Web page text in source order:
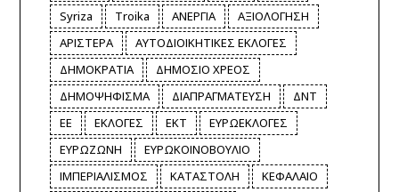
Syriza
Troika ΑΝΕΡΓΙΑ
ΑΞΙΟΛΟΓΗΣΗ
ΑΡΙΣΤΕΡΑ
ΑΥΤΟΔΙΟΙΚΗΤΙΚΕΣ ΕΚΛΟΓΕΣ
ΔΗΜΟΚΡΑΤΙΑ
ΔΗΜΟΣΙΟ ΧΡΕΟΣ
ΔΗΜΟΨΗΦΙΣΜΑ
ΔΙΑΠΡΑΓΜΑΤΕΥΣΗ
ΔΝΤ
ΕΕ
ΕΚΛΟΓΕΣ ΕΚΤ
ΕΥΡΩΕΚΛΟΓΕΣ
ΕΥΡΩΖΩΝΗ
ΕΥΡΩΚΟΙΝΟΒΟΥΛΙΟ
ΙΜΠΕΡΙΑΛΙΣΜΟΣ
ΚΑΤΑΣΤΟΛΗ
ΚΕΦΑΛΑΙΟ